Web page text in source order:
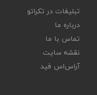
تبلیغات در تکراتو
درباره ما
تماس با ما
نقشه سایت
آر‌اس‌اس فید